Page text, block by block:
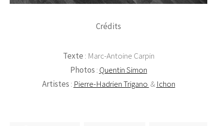
Crédits
Texte : Marc-Antoine Carpin
Photos : Quentin Simon
Artistes : Pierre-Hadrien Trigano & Ichon